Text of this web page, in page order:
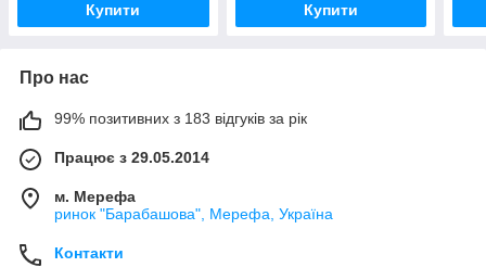
Купити Купити
Про нас
99% позитивних з 183 відгуків за рік
Працює з 29.05.2014
м. Мерефа
ринок "Барабашова", Мерефа, Україна
Контакти